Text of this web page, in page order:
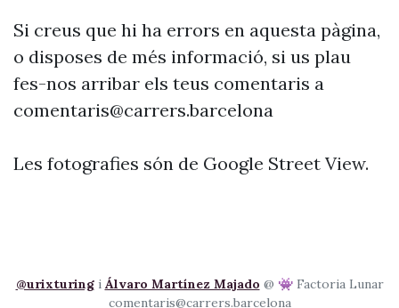
Si creus que hi ha errors en aquesta pàgina,
o disposes de més informació, si us plau
fes-nos arribar els teus comentaris a
comentaris@carrers.barcelona
Les fotografies són de Google Street View.
@urixturingi Álvaro Martínez Majado @ 👾 Factoria Lunar
comentaris@carrers.barcelona